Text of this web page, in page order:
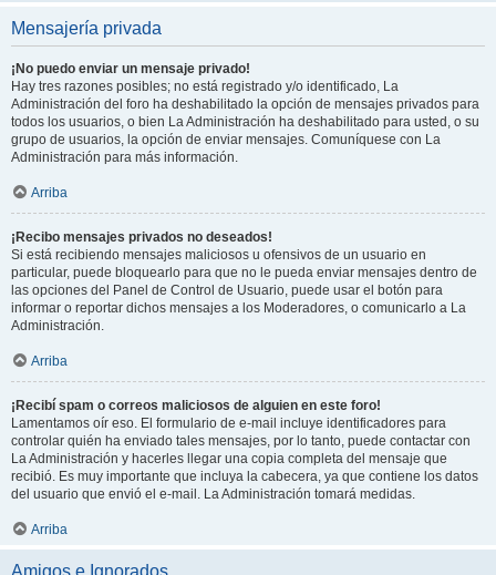
Mensajería privada
¡No puedo enviar un mensaje privado!
Hay tres razones posibles; no está registrado y/o identificado, La
Administración del foro ha deshabilitado la opción de mensajes privados para
todos los usuarios, o bien La Administración ha deshabilitado para usted, o su
grupo de usuarios, la opción de enviar mensajes. Comuníquese con La
Administración para más información.
Arriba
¡Recibo mensajes privados no deseados!
Si está recibiendo mensajes maliciosos u ofensivos de un usuario en
particular, puede bloquearlo para que no le pueda enviar mensajes dentro de
las opciones del Panel de Control de Usuario, puede usar el botón para
informar o reportar dichos mensajes a los Moderadores, o comunicarlo a La
Administración.
Arriba
¡Recibí spam o correos maliciosos de alguien en este foro!
Lamentamos oír eso. El formulario de e-mail incluye identificadores para
controlar quién ha enviado tales mensajes, por lo tanto, puede contactar con
La Administración y hacerles llegar una copia completa del mensaje que
recibió. Es muy importante que incluya la cabecera, ya que contiene los datos
del usuario que envió el e-mail. La Administración tomará medidas.
Arriba
Amigos e Ignorados